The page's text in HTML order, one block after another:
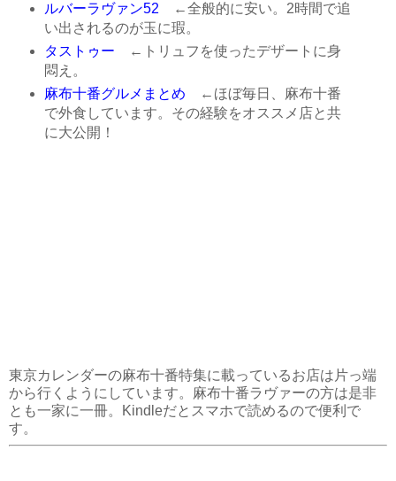
ルバーラヴァン52 ←全般的に安い。2時間で追
い出されるのが玉に瑕。
タストゥー ←トリュフを使ったデザートに身
悶え。
麻布十番グルメまとめ ←ほぼ毎日、麻布十番
で外食しています。その経験をオススメ店と共
に大公開！
東京カレンダーの麻布十番特集に載っているお店は片っ端
から行くようにしています。麻布十番ラヴァーの方は是非
とも一家に一冊。Kindleだとスマホで読めるので便利で
す。